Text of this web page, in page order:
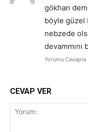
gökhan
böyle güzel
nebzede
devammını
Yorumu Cevapla
CEVAP VER